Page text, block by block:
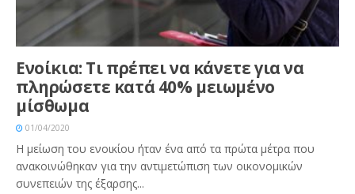
Ενοίκια: Τι πρέπει να κάνετε για να
πληρώσετε κατά 40% μειωμένο
μίσθωμα
01/04/2020
Η μείωση του ενοικίου ήταν ένα από τα πρώτα μέτρα που
ανακοινώθηκαν για την αντιμετώπιση των οικονομικών
συνεπειών της έξαρσης...